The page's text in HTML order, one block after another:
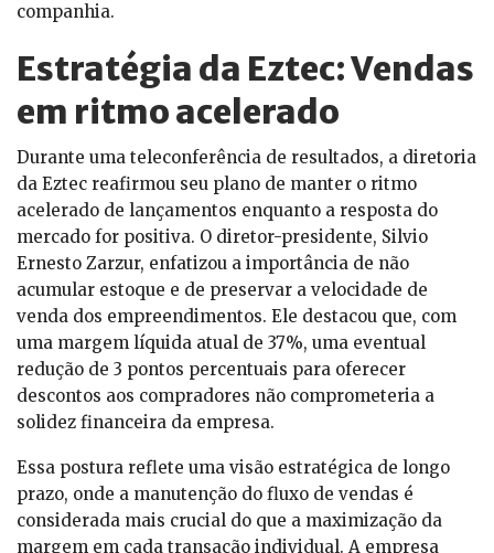
companhia.
Estratégia da Eztec: Vendas
em ritmo acelerado
Durante uma teleconferência de resultados, a diretoria
da Eztec reafirmou seu plano de manter o ritmo
acelerado de lançamentos enquanto a resposta do
mercado for positiva. O diretor-presidente, Silvio
Ernesto Zarzur, enfatizou a importância de não
acumular estoque e de preservar a velocidade de
venda dos empreendimentos. Ele destacou que, com
uma margem líquida atual de 37%, uma eventual
redução de 3 pontos percentuais para oferecer
descontos aos compradores não comprometeria a
solidez financeira da empresa.
Essa postura reflete uma visão estratégica de longo
prazo, onde a manutenção do fluxo de vendas é
considerada mais crucial do que a maximização da
margem em cada transação individual. A empresa